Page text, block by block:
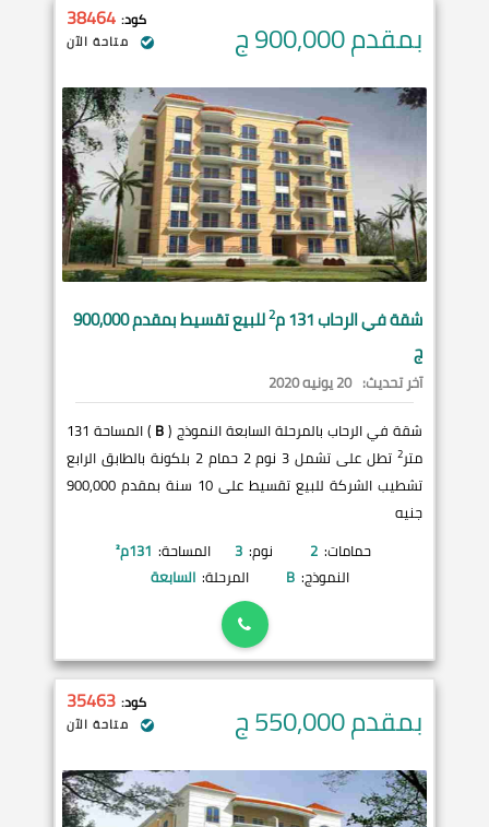
بمقدم 900,000 ج كود: 38464
متاحة الآن
شقة فيالرحاب 2
للبيع تقسيط بمقدم 900,000
ج
آخر تحديث: 20 يونيه 2020
شقة في الرحاب بالمرحلة السابعة النموذج (B
) المساحة 131
متر2
تطل على تشمل 3 نوم 2 حمام 2 بلكونة بالطابق الرابع
تشطيب الشركة للبيع تقسيط على 10 سنة بمقدم 900,000
جنيه
حمامات: 2 نوم: 3 المساحة: 131م²
النموذج: B المرحلة: السابعة
بمقدم 550,000 ج كود: 35463
متاحة الآن